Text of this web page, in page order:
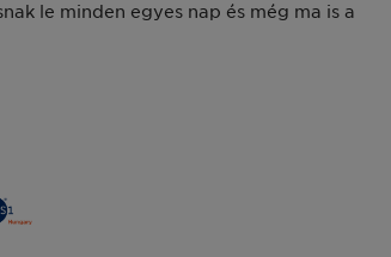
le minden egyes nap és még ma is a